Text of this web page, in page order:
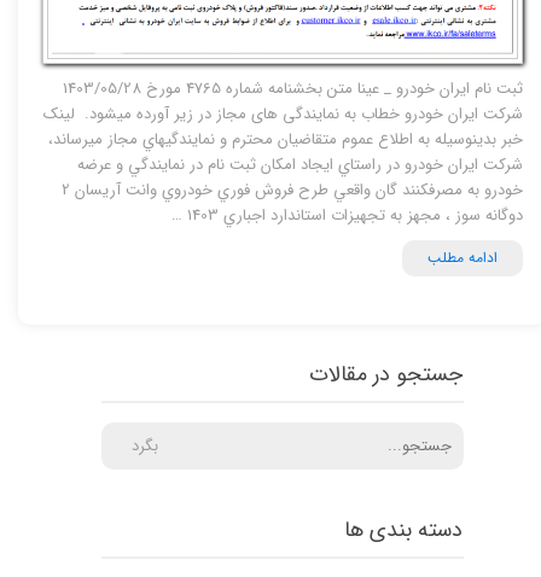
ثبت نام ایران خودرو _ عینا متن بخشنامه شماره 4765 مورخ 1403/05/28
شرکت ایران خودرو خطاب به نمایندگی های مجاز در زیر آورده میشود. لینک
خبر بدينوسيله به اطلاع عموم متقاضيان محترم و نمايندگيهاي مجاز ميرساند،
شركت ايران خودرو در راستاي ايجاد امكان ثبت نام در نمايندگي و عرضه
خودرو به مصرفكنند گان واقعي طرح فروش فوري خودروي وانت آريسان 2
دوگانه سوز ، مجهز به تجهيزات استاندارد اجباري 1403 …
ادامه مطلب
دسته بندی ها
جستجو در مقالات
بگرد